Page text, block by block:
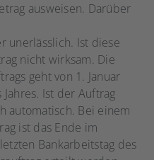
ausweisen. Darüber
unerlässlich. Ist diese
nicht wirksam. Die
geht von 1. Januar
Ist der Auftrag
automatisch. Bei einem
ist das Ende im
Bankarbeitstag des